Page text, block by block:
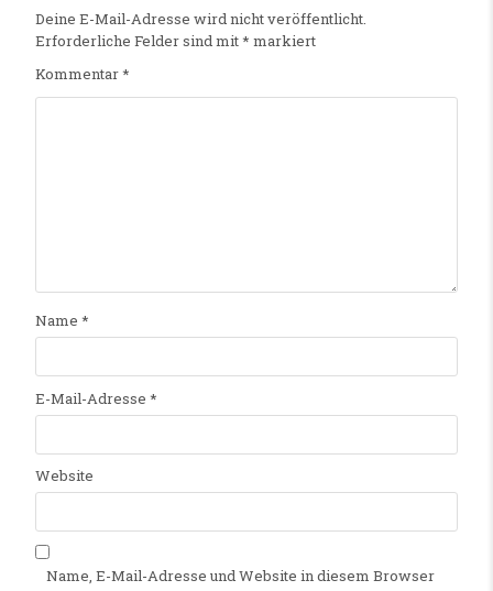
Deine E-Mail-Adresse wird nicht veröffentlicht.
Erforderliche Felder sind mit* markiert
Kommentar*
Name *
E-Mail-Adresse *
Website
Name, E-Mail-Adresse und Website in diesem Browser